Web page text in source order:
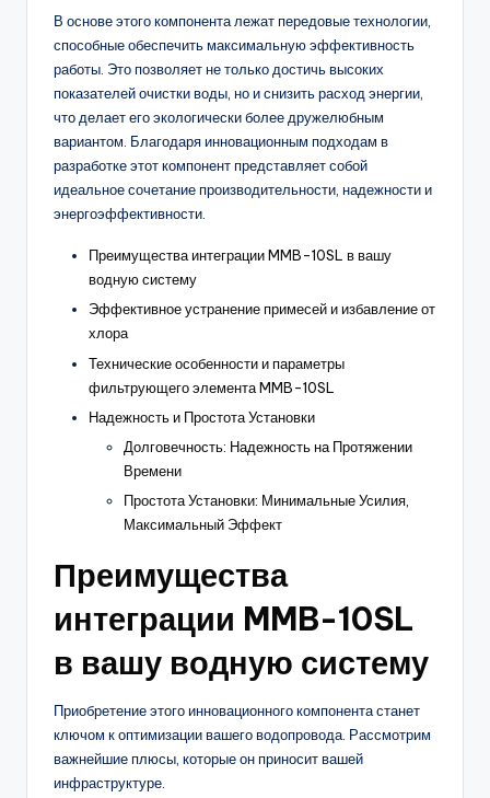
В основе этого компонента лежат передовые технологии,
способные обеспечить максимальную эффективность
работы. Это позволяет не только достичь высоких
показателей очистки воды, но и снизить расход энергии,
что делает его экологически более дружелюбным
вариантом. Благодаря инновационным подходам в
разработке этот компонент представляет собой
идеальное сочетание производительности, надежности и
энергоэффективности.
Преимущества интеграции MMB-10SL в вашу
водную систему
Эффективное устранение примесей и избавление от
хлора
Технические особенности и параметры
фильтрующего элемента MMB-10SL
Надежность и Простота Установки
Долговечность: Надежность на Протяжении
Времени
Простота Установки: Минимальные Усилия,
Максимальный Эффект
Преимущества
интеграции MMB-10SL
в вашу водную систему
Приобретение этого инновационного компонента станет
ключом к оптимизации вашего водопровода. Рассмотрим
важнейшие плюсы, которые он приносит вашей
инфраструктуре.